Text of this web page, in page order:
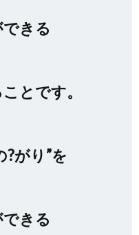
きる
とです。
?がり”を
きる